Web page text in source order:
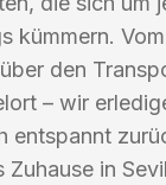
kümmern.
den
– wir
entspannt
Zuhause in